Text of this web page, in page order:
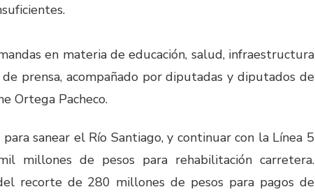
en materia de educación, salud, infraestructura
prensa, acompañado por diputadas y diputados de
Ortega Pacheco.
sanear el Río Santiago, y continuar con la Línea 5
millones de pesos para rehabilitación carretera.
recorte de 280 millones de pesos para pagos de